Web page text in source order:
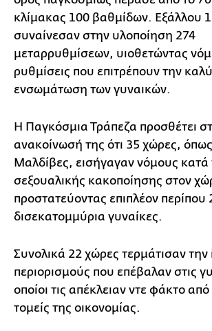
κλίμακας 100 βαθμίδων. Εξάλλου
συναίνεσαν στην υλοποίηση 274
μεταρρυθμίσεων, υιοθετώντας
ρυθμίσεις που επιτρέπουν την
ενσωμάτωση των γυναικών.
Η Παγκόσμια Τράπεζα προσθέτει
ανακοίνωσή της ότι 35 χώρες, όπως
Μαλδίβες, εισήγαγαν νόμους κατά
σεξουαλικής κακοποίησης στον
προστατεύοντας επιπλέον περίπου
δισεκατομμύρια γυναίκες.
Συνολικά 22 χώρες τερμάτισαν την
περιορισμούς που επέβαλαν στις
οποίοι τις απέκλειαν ντε φάκτο
τομείς της οικονομίας.